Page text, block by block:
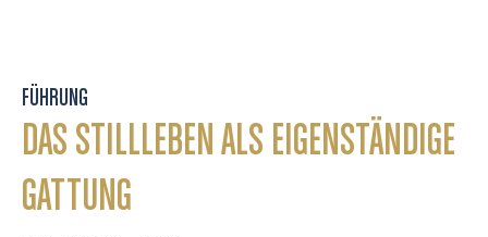
FÜHRUNG
DAS STILLLEBEN ALS EIGENSTÄNDIGE
GATTUNG